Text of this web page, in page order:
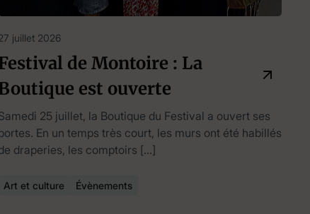
juillet 2026
de Montoire : La
est ouverte
25 juillet, la Boutique du Festival a ouvert ses
En un temps très court, les murs ont été habillés
draperies, les comptoirs […]
Art et culture Évènements